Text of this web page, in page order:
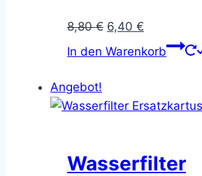
8,80€ Ursprünglicher
Preis
6,40 €
Preis
In den Warenkorb
Angebot!
Wasserfilter